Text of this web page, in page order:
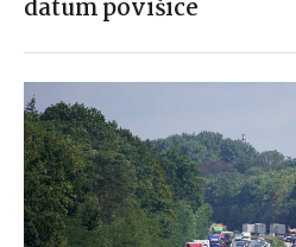
datum povišice